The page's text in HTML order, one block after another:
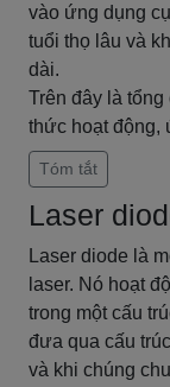
vào ứng dụng
tuổi thọ lâu và
dài.
Trên đây là
thức hoạt động,
Tóm tắt
Laser
Laser diode là
laser. Nó hoạt
trong một cấu
đưa qua cấu
và khi chúng